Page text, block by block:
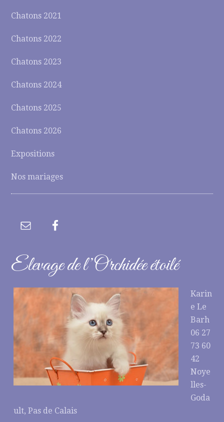
Chatons 2021
Chatons 2022
Chatons 2023
Chatons 2024
Chatons 2025
Chatons 2026
Expositions
Nos mariages
Elevage de l’Orchidée étoilé
Karin
e Le
Barh
06 27
73 60
42
Noye
lles-
Goda
ult, Pas de Calais